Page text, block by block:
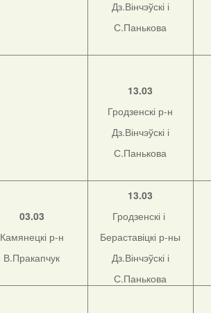
Дз.Вінчэўскі і
С.Панькова
13.03
Гродзенскі р-н
Дз.Вінчэўскі і
С.Панькова
03.03
Камянецкі р-н
В.Пракапчук
13.03
Гродзенскі і
Бераставіцкі р-ны
Дз.Вінчэўскі і
С.Панькова